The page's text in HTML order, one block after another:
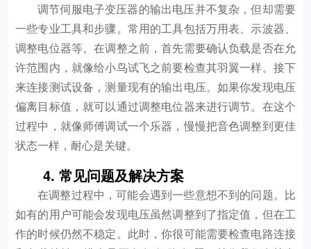
调节伺服电子变压器的输出电压并不复杂，但却需要
一些专业工具和步骤。常用的工具包括万用表、示波器、
调整电位器等。在调整之前，首先需要确认负载是否在允
许范围内，就像给小鸟试飞之前要检查其羽翼一样。接下
来连接测试设备，测量现有的输出电压。如果你发现电压
偏离目标值，就可以通过调整电位器来进行调节。在这个
过程中，就像师傅调试一个乐器，慢慢把音色调整到更佳
状态一样，耐心是关键。
4. 常见问题及解决方案
在调整过程中，可能会遇到一些意想不到的问题。比
如有的用户可能会发现电压虽然调整到了指定值，但在工
作的时候仍然不稳定。此时，你很可能需要检查电路连接